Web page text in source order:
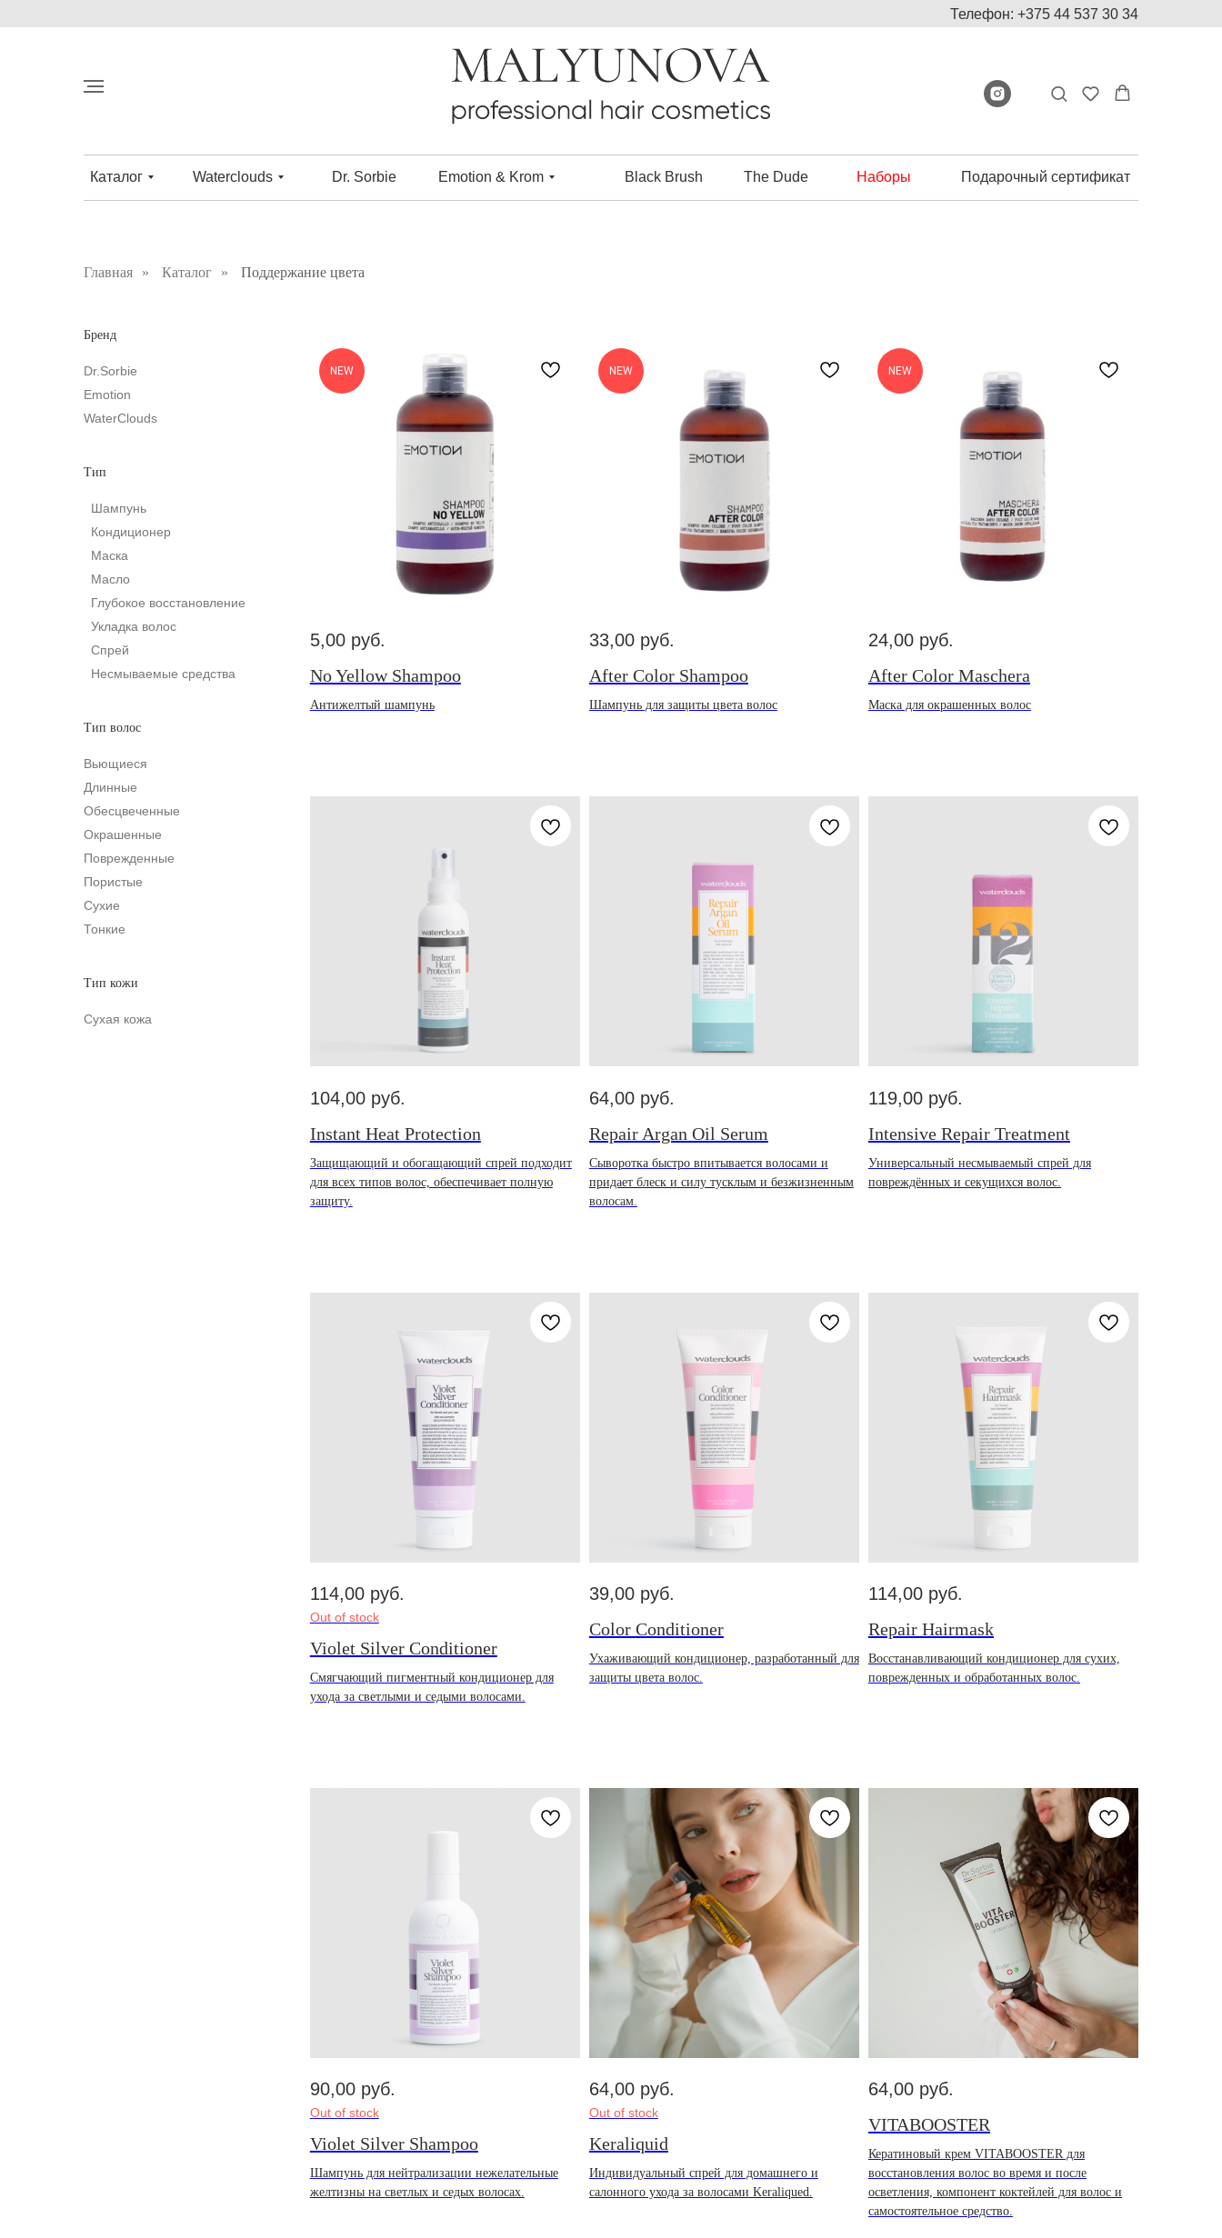
Телефон: +375 44 537 30 34
Каталог Waterclouds Dr. Sorbie Black Brush The Dude
Emotion & Krom Наборы Подарочный сертификат
Главная » Каталог » Поддержание цвета
Бренд
Dr.Sorbie
Emotion
WaterСlouds
Тип
Шампунь
Кондиционер
Маска
Масло
Глубокое восстановление
Укладка волос
Спрей
Несмываемые средства
Тип волос
Вьющиеся
Длинные
Обесцвеченные
Окрашенные
Поврежденные
Пористые
Сухие
Тонкие
Тип кожи
Сухая кожа
NEW
5,00 руб.
No Yellow Shampoo
Антижелтый шампунь
NEW
33,00 руб.
After Color Shampoo
Шампунь для защиты цвета волос
NEW
24,00 руб.
After Color Maschera
Маска для окрашенных волос
104,00 руб.
Instant Heat Protection
Защищающий и обогащающий спрей подходит
для всех типов волос, обеспечивает полную
защиту.
64,00 руб.
Repair Argan Oil Serum
Сыворотка быстро впитывается волосами и
придает блеск и силу тусклым и безжизненным
волосам.
119,00 руб.
Intensive Repair Treatment
Универсальный несмываемый спрей для
повреждённых и секущихся волос.
114,00 руб.
Out of stock
Violet Silver Conditioner
Смягчающий пигментный кондиционер для
ухода за светлыми и седыми волосами.
39,00 руб.
Color Conditioner
Ухаживающий кондиционер, разработанный для
защиты цвета волос.
114,00 руб.
Repair Hairmask
Восстанавливающий кондиционер для сухих,
поврежденных и обработанных волос.
90,00 руб.
Out of stock
Violet Silver Shampoo
Шампунь для нейтрализации нежелательные
желтизны на светлых и седых волосах.
64,00 руб.
Out of stock
Keraliquid
Индивидуальный спрей для домашнего и
салонного ухода за волосами Keraliqued.
64,00 руб.
VITABOOSTER
Кератиновый крем VITABOOSTER для
восстановления волос во время и после
осветления, компонент коктейлей для волос и
самостоятельное средство.